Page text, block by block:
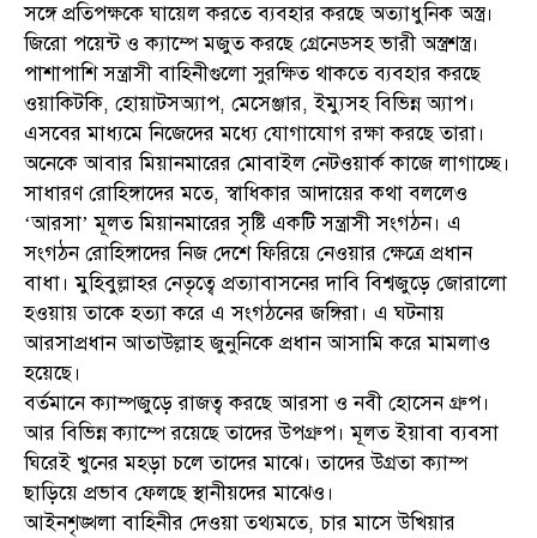
সঙ্গে প্রতিপক্ষকে ঘায়েল করতে ব্যবহার করছে অত্যাধুনিক অস্ত্র।
জিরো পয়েন্ট ও ক্যাম্পে মজুত করছে গ্রেনেডসহ ভারী অস্ত্রশস্ত্র।
পাশাপাশি সন্ত্রাসী বাহিনীগুলো সুরক্ষিত থাকতে ব্যবহার করছে
ওয়াকিটকি, হোয়াটসঅ্যাপ, মেসেঞ্জার, ইম্যুসহ বিভিন্ন অ্যাপ।
এসবের মাধ্যমে নিজেদের মধ্যে যোগাযোগ রক্ষা করছে তারা।
অনেকে আবার মিয়ানমারের মোবাইল নেটওয়ার্ক কাজে লাগাচ্ছে।
সাধারণ রোহিঙ্গাদের মতে, স্বাধিকার আদায়ের কথা বললেও
‘আরসা’ মূলত মিয়ানমারের সৃষ্টি একটি সন্ত্রাসী সংগঠন। এ
সংগঠন রোহিঙ্গাদের নিজ দেশে ফিরিয়ে নেওয়ার ক্ষেত্রে প্রধান
বাধা। মুহিবুল্লাহর নেতৃত্বে প্রত্যাবাসনের দাবি বিশ্বজুড়ে জোরালো
হওয়ায় তাকে হত্যা করে এ সংগঠনের জঙ্গিরা। এ ঘটনায়
আরসাপ্রধান আতাউল্লাহ জুনুনিকে প্রধান আসামি করে মামলাও
হয়েছে।
বর্তমানে ক্যাম্পজুড়ে রাজত্ব করছে আরসা ও নবী হোসেন গ্রুপ।
আর বিভিন্ন ক্যাম্পে রয়েছে তাদের উপগ্রুপ। মূলত ইয়াবা ব্যবসা
ঘিরেই খুনের মহড়া চলে তাদের মাঝে। তাদের উগ্রতা ক্যাম্প
ছাড়িয়ে প্রভাব ফেলছে স্থানীয়দের মাঝেও।
আইনশৃঙ্খলা বাহিনীর দেওয়া তথ্যমতে, চার মাসে উখিয়ার